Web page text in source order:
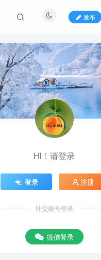
发布
HI！请登录
登录 注册
社交账号登录
微信登录